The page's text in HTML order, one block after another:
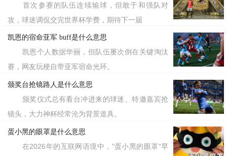
首次参赛的队伍连续输球，但敢于和强队对
攻，球迷调侃交完世界杯学费，期待下一届
凯恩的宿命亚军 buff是什么意思
凯恩个人数据华丽，但队伍屡次倒在关键淘汰
赛，网友玩梗自带亚军宿命光环。
颁奖台抢镜路人是什么意思
颁奖仪式总有看台冲进来的球迷、特邀嘉宾抢
镜头，大力神杯经常沦为背景道具。
蛋小黑的眼罩是什么意思
在2026年的互联网语境中，"蛋小黑的眼罩"早